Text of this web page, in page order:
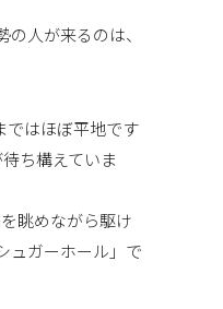
人が来るのは、
ではほぼ平地です
ち構えていま
眺めながら駆け
ュガーホール」で